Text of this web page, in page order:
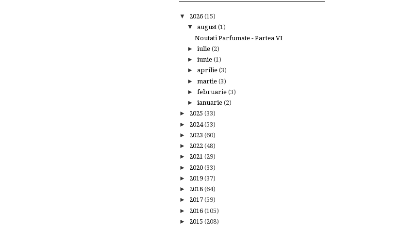
▼ 2026 (15)
▼ august (1)
Noutati Parfumate - Partea VI
► iulie (2)
► iunie (1)
► aprilie (3)
► martie (3)
► februarie (3)
► ianuarie (2)
► 2025 (33)
► 2024(53)
► 2023 (60)
► 2022 (48)
► 2021 (29)
► 2020 (33)
► 2019 (37)
► 2018 (64)
► 2017 (59)
► 2016 (105)
► 2015 (208)